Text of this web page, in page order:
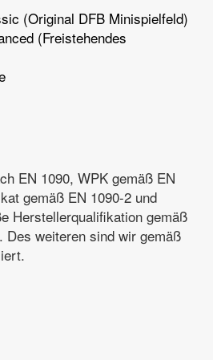
(Original DFB Minispielfeld)
(Freistehendes
EN 1090, WPK gemäß EN
gemäß EN 1090-2 und
Herstellerqualifikation gemäß
Des weiteren sind wir gemäß